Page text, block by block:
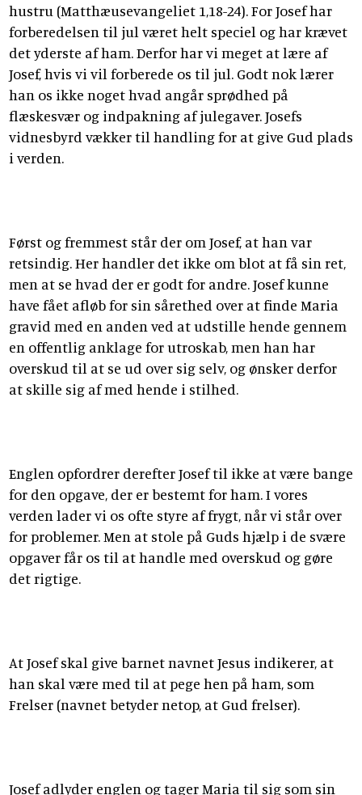
hustru (Matthæusevangeliet 1,18-24). For Josef har
forberedelsen til jul været helt speciel og har krævet
det yderste af ham. Derfor har vi meget at lære af
Josef, hvis vi vil forberede os til jul. Godt nok lærer
han os ikke noget hvad angår sprødhed på
flæskesvær og indpakning af julegaver. Josefs
vidnesbyrd vækker til handling for at give Gud plads
i verden.
Først og fremmest står der om Josef, at han var
retsindig. Her handler det ikke om blot at få sin ret,
men at se hvad der er godt for andre. Josef kunne
have fået afløb for sin sårethed over at finde Maria
gravid med en anden ved at udstille hende gennem
en offentlig anklage for utroskab, men han har
overskud til at se ud over sig selv, og ønsker derfor
at skille sig af med hende i stilhed.
Englen opfordrer derefter Josef til ikke at være bange
for den opgave, der er bestemt for ham. I vores
verden lader vi os ofte styre af frygt, når vi står over
for problemer. Men at stole på Guds hjælp i de svære
opgaver får os til at handle med overskud og gøre
det rigtige.
At Josef skal give barnet navnet Jesus indikerer, at
han skal være med til at pege hen på ham, som
Frelser (navnet betyder netop, at Gud frelser).
Josef adlyder englen og tager Maria til sig som sin